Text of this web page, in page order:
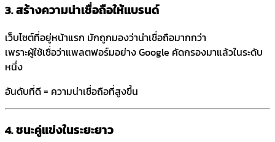
3. สร้างความน่าเชื่อถือให้แบรนด์
เว็บไซต์ที่อยู่หน้าแรก มักถูกมองว่าน่าเชื่อถือมากกว่า
เพราะผู้ใช้เชื่อว่าแพลตฟอร์มอย่างGoogle คัดกรองมาแล้วในระดับ
หนึ่ง
อันดับที่ดี = ความน่าเชื่อถือที่สูงขึ้น
4. ชนะคู่แข่งในระยะยาว